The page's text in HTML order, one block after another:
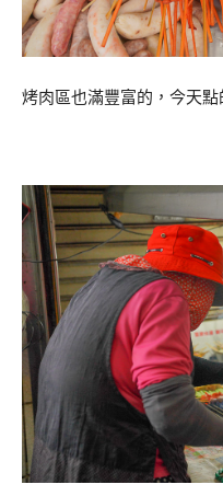
烤肉區也滿豐富的，今天